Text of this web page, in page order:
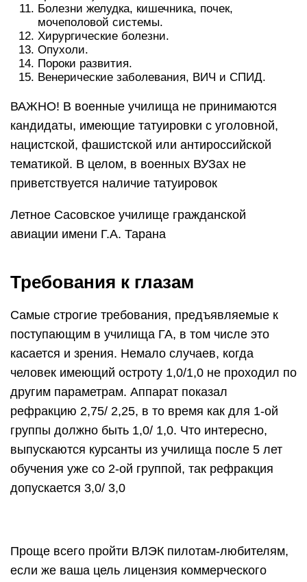
Болезни желудка, кишечника, почек,
мочеполовой системы.
Хирургические болезни.
Опухоли.
Пороки развития.
Венерические заболевания, ВИЧ и СПИД.
ВАЖНО! В военные училища не принимаются
кандидаты, имеющие татуировки с уголовной,
нацистской, фашистской или антироссийской
тематикой. В целом, в военных ВУЗах не
приветствуется наличие татуировок
Летное Сасовское училище гражданской
авиации имени Г.А. Тарана
Требования к глазам
Самые строгие требования, предъявляемые к
поступающим в училища ГА, в том числе это
касается и зрения. Немало случаев, когда
человек имеющий остроту 1,0/1,0 не проходил по
другим параметрам. Аппарат показал
рефракцию 2,75/ 2,25, в то время как для 1-ой
группы должно быть 1,0/ 1,0. Что интересно,
выпускаются курсанты из училища после 5 лет
обучения уже со 2-ой группой, так рефракция
допускается 3,0/ 3,0
Проще всего пройти ВЛЭК пилотам-любителям,
если же ваша цель лицензия коммерческого